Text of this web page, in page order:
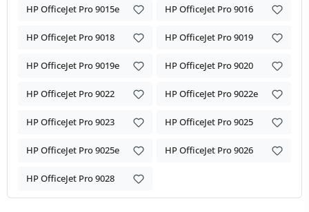
HP OfficeJet Pro 9015e HP OfficeJet Pro 9016
HP OfficeJet Pro 9018 HP OfficeJet Pro 9019
HP OfficeJet Pro 9019e HP OfficeJet Pro 9020
HP OfficeJet Pro 9022 HP OfficeJet Pro 9022e
HP OfficeJet Pro 9023 HP OfficeJet Pro 9025
HP OfficeJet Pro 9025e HP OfficeJet Pro 9026
HP OfficeJet Pro 9028